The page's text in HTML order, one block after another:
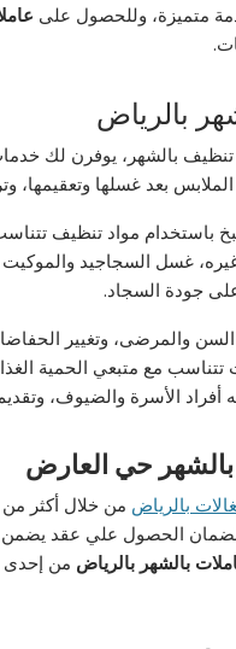
متميزة، وللحصول على
بالرياض
بالشهر، يوفرن لك
بعد غسلها وتعقيمها،
باستخدام مواد تنظيف
غيره، غسل السجاجيد
جودة السجاد.
السن والمرضى، وتغيير
مع متبعي الحمية
أفراد الأسرة والضيوف،
بالشهر حي العارض
بالرياض من خلال أكثر من
الحصول علي عقد يضمن
بالشهر بالرياض من إحدى